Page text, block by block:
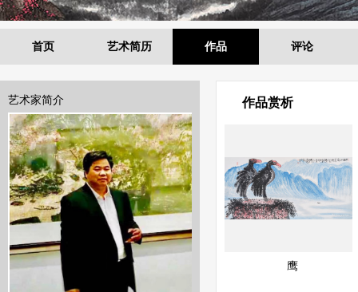
首页 艺术简历 作品 评论
艺术家简介 作品赏析
鹰